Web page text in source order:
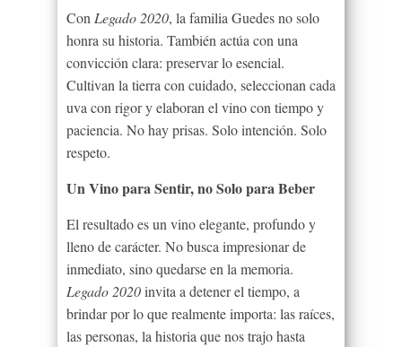
ConLegado 2020, la familia Guedes no solo
honra su historia. También actúa con una
convicción clara: preservar lo esencial.
Cultivan la tierra con cuidado, seleccionan cada
uva con rigor y elaboran el vino con tiempo y
paciencia. No hay prisas. Solo intención. Solo
respeto.
Un Vino para Sentir, no Solo para Beber
El resultado es un vino elegante, profundo y
lleno de carácter. No busca impresionar de
inmediato, sino quedarse en la memoria.
Legado 2020invita a detener el tiempo, a
brindar por lo que realmente importa: las raíces,
las personas, la historia que nos trajo hasta